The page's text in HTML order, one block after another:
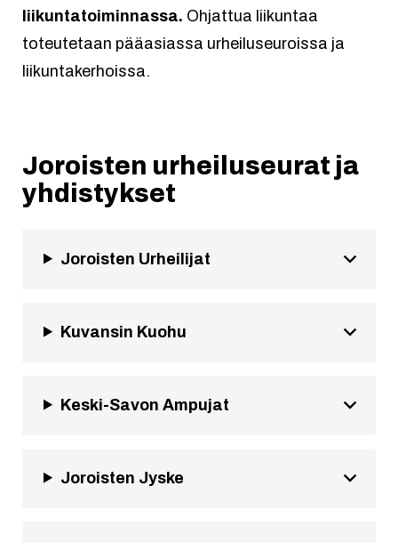
liikuntatoiminnassa. Ohjattua liikuntaa
toteutetaan pääasiassa urheiluseuroissa ja
liikuntakerhoissa.
Joroisten urheiluseurat ja
yhdistykset
Joroisten Urheilijat
Kuvansin Kuohu
Keski-Savon Ampujat
Joroisten Jyske